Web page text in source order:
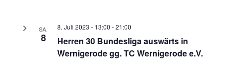
SA.
8
Herren 30 Bundesliga auswärts in
Wernigerode gg. TC Wernigerode e.V.
8. Juli 2023 - 13:00 -21:00